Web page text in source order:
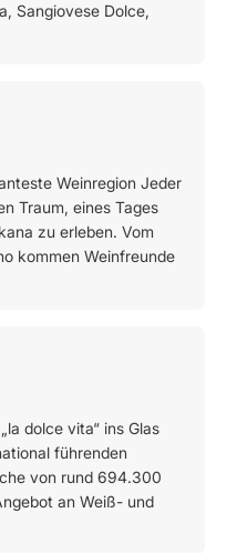
Sangiovese Dolce,
Weinregion Jeder
Traum, eines Tages
zu erleben. Vom
kommen Weinfreunde
dolce vita“ ins Glas
führenden
von rund 694.300
an Weiß- und